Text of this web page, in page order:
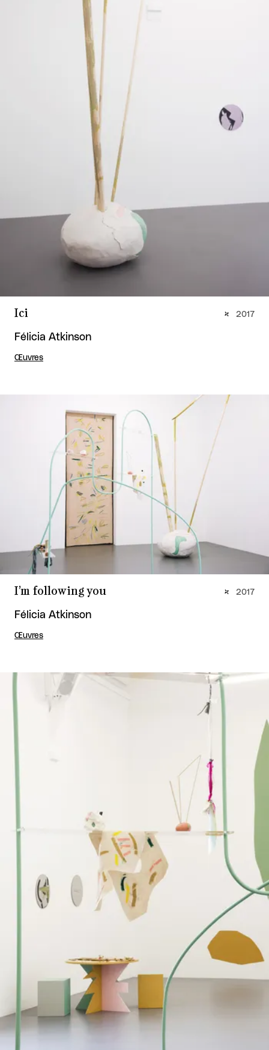
Ici
Félicia Atkinson
Œuvres
2017
I’m following you
Félicia Atkinson
Œuvres
2017